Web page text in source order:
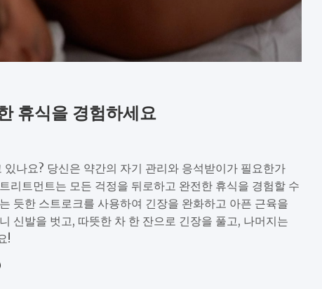
휴식을 경험하세요
나요? 당신은 약간의 자기 관리와 응석받이가 필요한가
리트먼트는 모든 걱정을 뒤로하고 완전한 휴식을 경험할 수
듯한 스트로크를 사용하여 긴장을 완화하고 아픈 근육을
신발을 벗고, 따뜻한 차 한 잔으로 긴장을 풀고, 나머지는
!